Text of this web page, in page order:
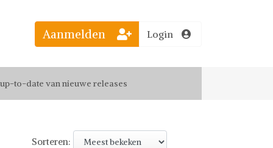
jouw favoriete looks
to-date van nieuwe releases
Aanmelden Login
Sorteren: